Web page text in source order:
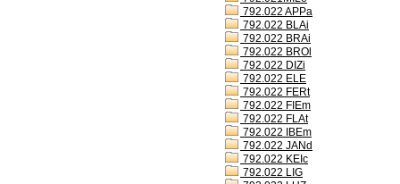
792.022 APPa
792.022 BLAi
792.022 BRAi
792.022 BROl
792.022 DIZi
792.022 ELE
792.022 FERt
792.022 FIEm
792.022 FLAt
792.022 IBEm
792.022 JANd
792.022 KEIc
792.022 LIG